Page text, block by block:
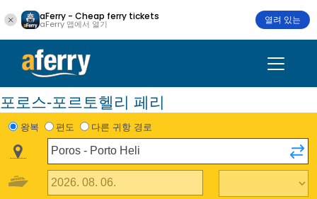
aFerry - Cheap ferry tickets
aFerry 앱에서 열기 열려 있는
포로스-포르토헬리 페리
왕복 편도 다른 귀항 경로